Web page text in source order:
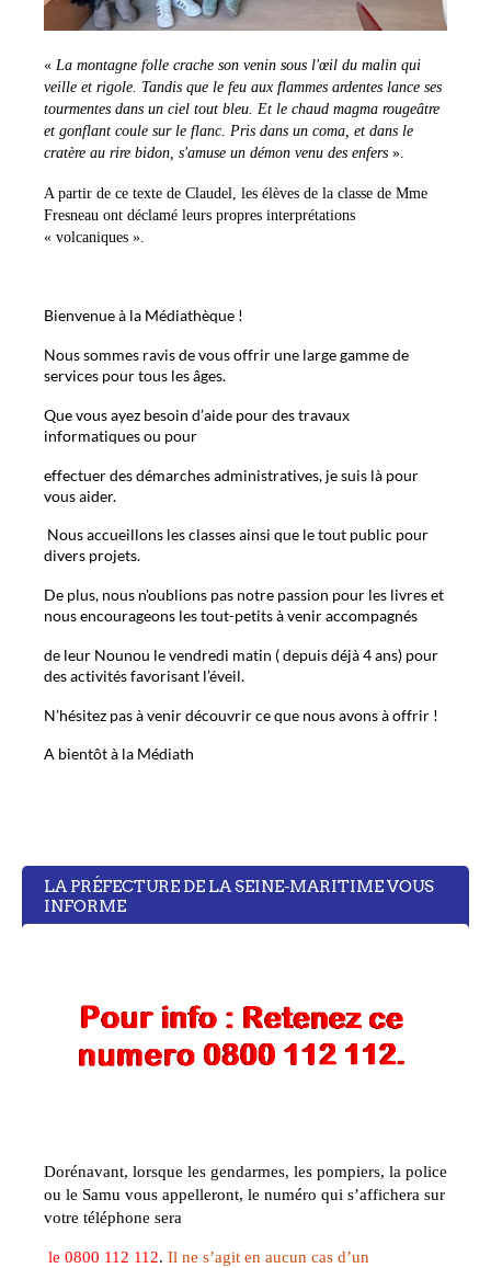
« La montagne folle crache son venin sous l'œil du malin qui
veille et rigole. Tandis que le feu aux flammes ardentes lance ses
tourmentes dans un ciel tout bleu. Et le chaud magma rougeâtre
et gonflant coule sur le flanc. Pris dans un coma, et dans le
cratère au rire bidon, s'amuse un démon venu des enfers ».
A partir de ce texte de Claudel, les élèves de la classe de Mme
Fresneau ont déclamé leurs propres interprétations
« volcaniques ».
Bienvenue à la Médiathèque !
Nous sommes ravis de vous offrir une large gamme de
services pour tous les âges.
Que vous ayez besoin d’aide pour des travaux
informatiques ou pour
effectuer des démarches administratives, je suis là pour
vous aider.
Nous accueillons les classes ainsi que le tout public pour
divers projets.
De plus, nous n'oublions pas notre passion pour les livres et
nous encourageons les tout-petits à venir accompagnés
de leur Nounou le vendredi matin ( depuis déjà 4 ans) pour
des activités favorisant l’éveil.
N’hésitez pas à venir découvrir ce que nous avons à offrir !
A bientôt à la Médiath
LA PRÉFECTURE DE LA SEINE-MARITIME VOUS
INFORME
Dorénavant, lorsque les gendarmes, les pompiers, la police
ou le Samu vous appelleront, le numéro qui s’affichera sur
votre téléphone sera
le 0800 112 112. Il ne s’agit en aucun cas d’un